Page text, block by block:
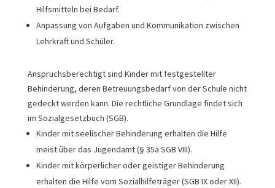
Hilfsmitteln bei Bedarf.
Anpassung von Aufgaben und Kommunikation zwischen
Lehrkraft und Schüler.
Anspruchsberechtigt sind Kinder mit festgestellter
Behinderung, deren Betreuungsbedarf von der Schule nicht
gedeckt werden kann. Die rechtliche Grundlage findet sich
im Sozialgesetzbuch (SGB).
Kinder mit seelischer Behinderung erhalten die Hilfe
meist über das Jugendamt (§ 35a SGB VIII).
Kinder mit körperlicher oder geistiger Behinderung
erhalten die Hilfe vom Sozialhilfeträger (SGB IX oder XII).